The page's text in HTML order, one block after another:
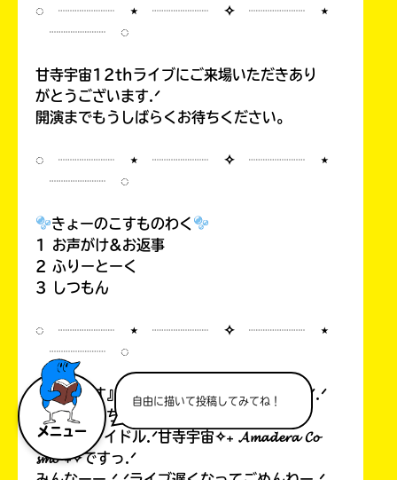
メニュー
自由に描いて投稿してみてね！
◌ ┈┈┈┈ ⋆ ┈┈┈┈ ✧ ┈┈┈┈ ⋆
┈┈┈┈ ◌
甘寺宇宙12thライブにご来場いただきあり
がとうございます.ᐟ
開演までもうしばらくお待ちください。
◌ ┈┈┈┈ ⋆ ┈┈┈┈ ✧ ┈┈┈┈ ⋆
┈┈┈┈ ◌
きょーのこすものわく
1 お声がけ&お返事
2 ふりーとーく
3 しつもん
◌ ┈┈┈┈ ⋆ ┈┈┈┈ ✧ ┈┈┈┈ ⋆
┈┈┈┈ ◌
『こすもす』✦.· 𝓒𝓸𝓼𝓶𝓸𝓼 ·.✦のみんなーー.ᐟ.ᐟ
こっんにっちはーー.ᐟ.ᐟ
宇宙1のアイドル.ᐟ甘寺宇宙✧₊ 𝓐𝓶𝓪𝓭𝓮𝓻𝓪 𝓒𝓸
𝓼𝓶𝓸 ₊✧ですっ.ᐟ